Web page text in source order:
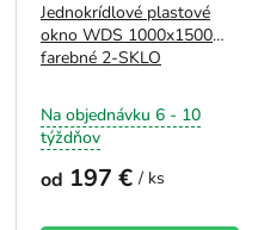
Jednokrídlové plastové
okno WDS 1000x1500
farebné 2-SKLO
Na objednávku 6 - 10
týždňov
od 197 € / ks